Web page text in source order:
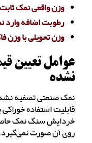
وزن واقعی نمک
رطوبت اضافه وارد
وزن تحویلی با وزن
عوامل تعیین
نشده
نمک صنعتی تصفیه
قابلیت استفاده
خردایش سنگ نمک
روی آن صورت